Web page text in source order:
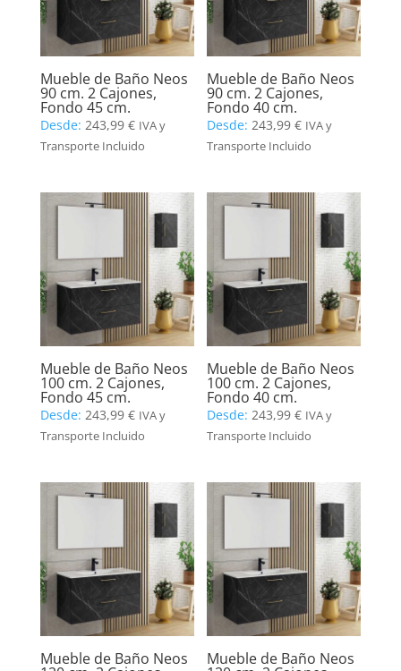
Mueble de Baño Neos
90 cm. 2 Cajones,
Fondo 45 cm.
Desde: 243,99 € IVA y
Transporte Incluido
Mueble de Baño Neos
90 cm. 2 Cajones,
Fondo 40 cm.
Desde:243,99€ IVA y
Transporte Incluido
Mueble de Baño Neos
100 cm. 2 Cajones,
Fondo 45 cm.
Desde: 243,99 € IVA y
Transporte Incluido
Mueble de Baño Neos
100 cm. 2 Cajones,
Fondo 40 cm.
Desde:243,99€ IVA y
Transporte Incluido
Mueble de Baño Neos Mueble de Baño Neos